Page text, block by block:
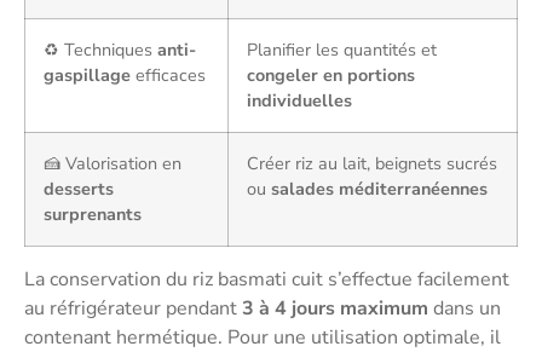
♻️ Techniques anti-
gaspillage efficaces
Planifier les quantités et
congeler en portions
individuelles
🍰 Valorisation en
desserts
surprenants
Créer riz au lait, beignets sucrés
ou salades méditerranéennes
La conservation du riz basmati cuit s’effectue facilement
au réfrigérateur pendant3 à 4 jours maximum dans un
contenant hermétique. Pour une utilisation optimale, il